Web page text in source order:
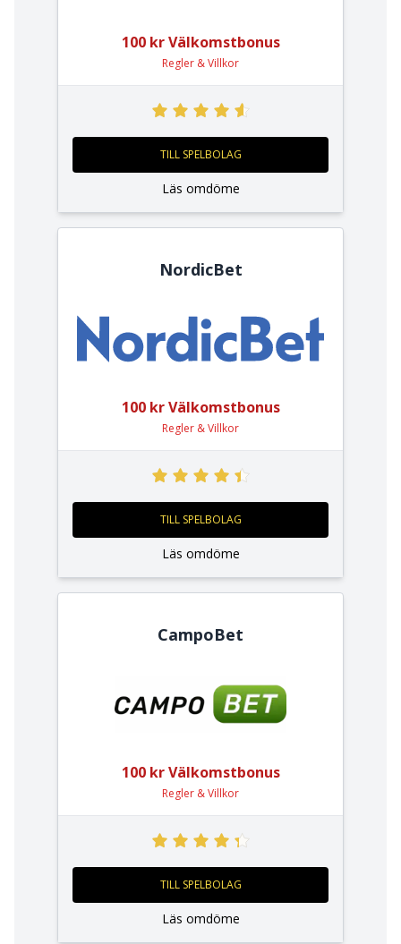
100 kr Välkomstbonus
Regler & Villkor
TILL SPELBOLAG
Läs omdöme
NordicBet
100 kr Välkomstbonus
Regler & Villkor
TILL SPELBOLAG
Läs omdöme
CampoBet
100 kr Välkomstbonus
Regler & Villkor
TILL SPELBOLAG
Läs omdöme